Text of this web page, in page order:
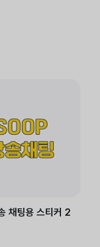
채팅용 스티커 2